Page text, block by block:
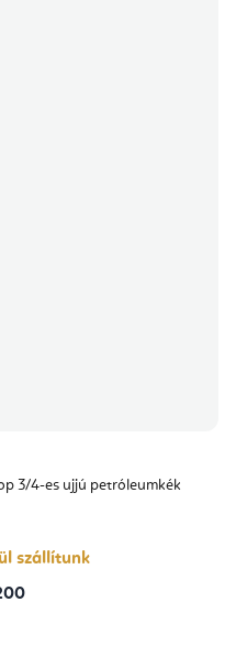
3/4-es ujjú petróleumkék
szállítunk